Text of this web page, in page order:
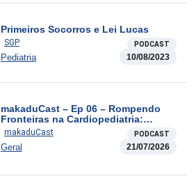
Primeiros Socorros e Lei Lucas
SGP PODCAST
Pediatria 10/08/2023
makaduCast – Ep 06 – Rompendo
Fronteiras na Cardiopediatria:
Tecnologia e Inclusão
makaduCast PODCAST
Geral 21/07/2026